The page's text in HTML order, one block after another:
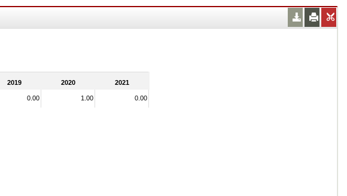
2019 2020 2021
0.00 1.00 0.00